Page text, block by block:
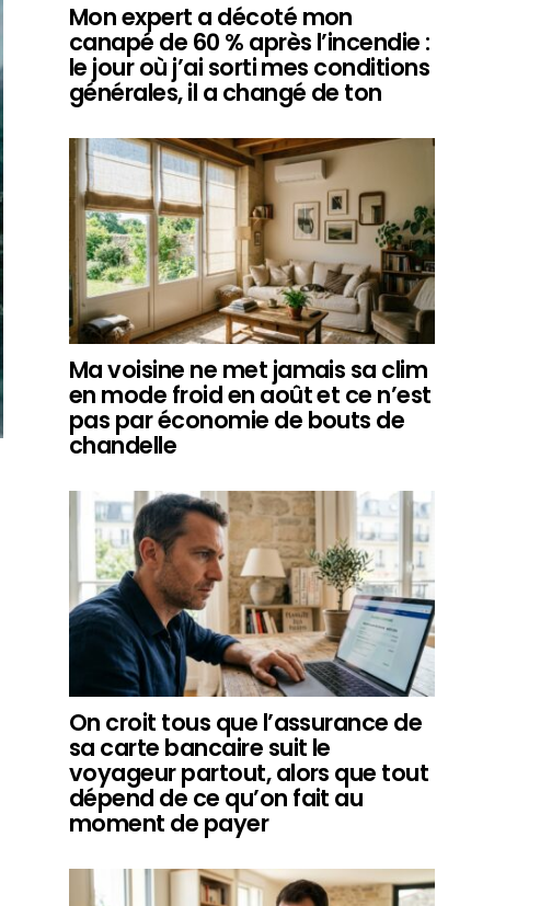
Mon expert a décoté mon
canapé de 60 % après l’incendie :
le jour où j’ai sorti mes conditions
générales, il a changé de ton
Ma voisine ne met jamais sa clim
en mode froid en août et ce n’est
pas par économie de bouts de
chandelle
On croit tous que l’assurance de
sa carte bancaire suit le
voyageur partout, alors que tout
dépend de ce qu’on fait au
moment de payer